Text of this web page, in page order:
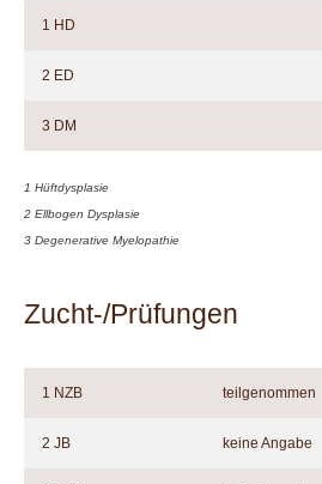
1 HD
2 ED
3 DM
1 Hüftdysplasie
2 Ellbogen Dysplasie
3 Degenerative Myelopathie
Zucht-/Prüfungen
1 NZB teilgenommen
2 JB keine Angabe